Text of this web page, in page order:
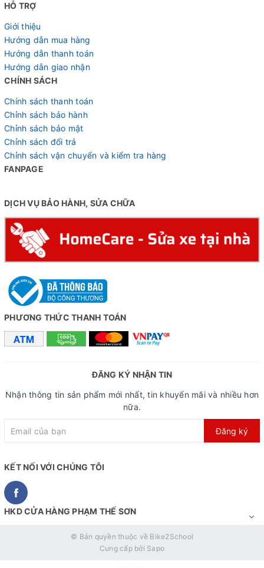
HỖ TRỢ
Giới thiệu
Hướng dẫn mua hàng
Hướng dẫn thanh toán
Hướng dẫn giao nhận
CHÍNH SÁCH
Chính sách thanh toán
Chỉnh sách bảo hành
Chỉnh sách bảo mật
Chỉnh sách đổi trả
Chỉnh sách vận chuyển và kiểm tra hàng
FANPAGE
DỊCH VỤ BẢO HÀNH, SỬA CHỮA
PHƯƠNG THỨC THANH TOÁN
ĐĂNG KÝ NHẬN TIN
Nhận thông tin sản phẩm mới nhất, tin khuyến mãi và nhiều hơn
nữa.
Đăng ký
KẾT NỐI VỚI CHÚNG TÔI
HKD CỬA HÀNG PHẠM THẾ SƠN
© Bản quyền thuộc về Bike2School
Cung cấp bởi Sapo